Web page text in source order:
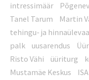
intressimäär
Tanel Tarum
Martin
tehingu- ja
palk
uusarendus
Risto Vähi
üüriturg
Mustamäe Keskus